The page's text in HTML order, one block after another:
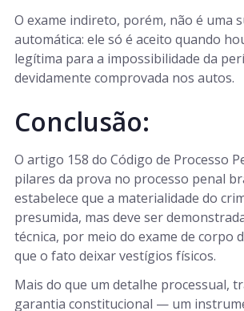
O exame indireto, porém, não é uma
automática: ele só é aceito quando
legítima para a impossibilidade da
devidamente comprovada nos autos.
Conclusão:
O artigo 158 do Código de Processo
pilares da prova no processo penal
estabelece que a materialidade do
presumida, mas deve ser
técnica, por meio do exame de corpo
que o fato deixar vestígios físicos.
Mais do que um detalhe processual,
garantia constitucional — um